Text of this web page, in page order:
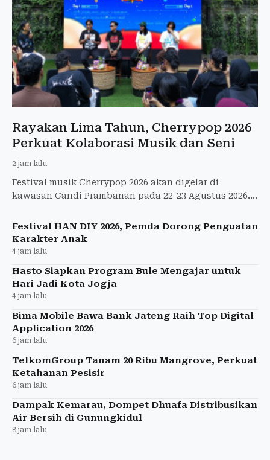
Rayakan Lima Tahun, Cherrypop 2026
Perkuat Kolaborasi Musik dan Seni
2 jam lalu
Festival musik Cherrypop 2026 akan digelar di
kawasan Candi Prambanan pada 22-23 Agustus 2026.
Festival HAN DIY 2026, Pemda Dorong Penguatan
Karakter Anak
4 jam lalu
Hasto Siapkan Program Bule Mengajar untuk
Hari Jadi Kota Jogja
4 jam lalu
Bima Mobile Bawa Bank Jateng Raih Top Digital
Application 2026
6 jam lalu
TelkomGroup Tanam 20 Ribu Mangrove, Perkuat
Ketahanan Pesisir
6 jam lalu
Dampak Kemarau, Dompet Dhuafa Distribusikan
Air Bersih di Gunungkidul
8 jam lalu